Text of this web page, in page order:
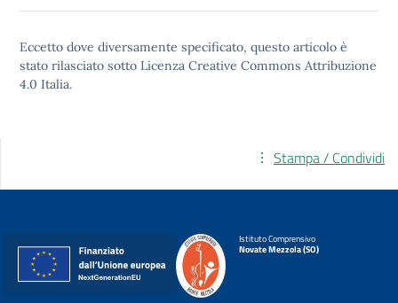
Eccetto dove diversamente specificato, questo articolo è
stato rilasciato sotto Licenza Creative Commons Attribuzione
4.0 Italia.
Stampa / Condividi
Istituto Comprensivo
Novate Mezzola (SO)